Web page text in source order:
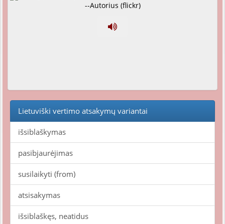
--Autorius (flickr)
Lietuviški vertimo atsakymų variantai
išsiblaškymas
pasibjaurėjimas
susilaikyti (from)
atsisakymas
išsiblaškęs, neatidus